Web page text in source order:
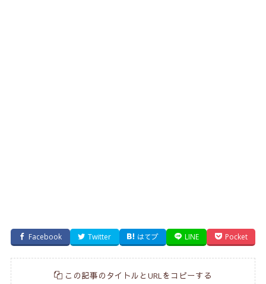
Facebook Twitter はてブ LINE Pocket
この記事のタイトルとURLをコピーする